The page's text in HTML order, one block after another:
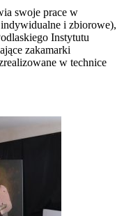
swoje prace w
i zbiorowe),
Instytutu
zakamarki
w technice